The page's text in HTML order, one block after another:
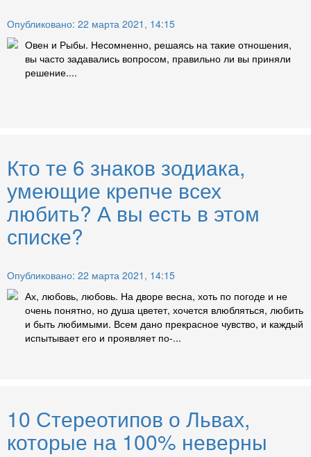
Опубликовано: 22 марта 2021, 14:15
Овен и Рыбы. Несомненно, решаясь на такие отношения,
вы часто задавались вопросом, правильно ли вы приняли
решение....
Кто те 6 знаков зодиака,
умеющие крепче всех
любить? А вы есть в этом
списке?
Опубликовано: 22 марта 2021, 14:15
Ах, любовь, любовь. На дворе весна, хоть по погоде и не
очень понятно, но душа цветет, хочется влюбляться, любить
и быть любимыми. Всем дано прекрасное чувство, и каждый
испытывает его и проявляет по-...
10 Стереотипов о Львах,
которые на 100% неверны